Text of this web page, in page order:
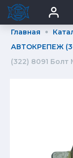
Главная
АВТОКРЕПЕЖ
(322) 8091 Болт